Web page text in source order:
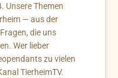
Unsere Themen
— aus der
die uns
Wer lieber
zu vielen
TierheimTV.